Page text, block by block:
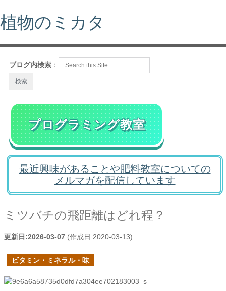
植物のミカタ
ブログ内検索 ：
プログラミング教室
最近興味があることや肥料教室についての
メルマガを配信しています
ミツバチの飛距離はどれ程？
更新日:2026-03-07 (作成日:2020-03-13)
ビタミン・ミネラル・味